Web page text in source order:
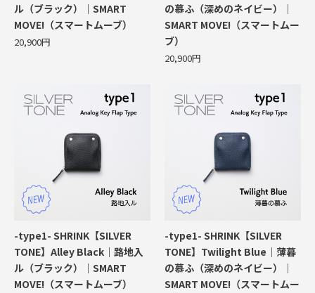
ル（ブラック）｜SMART
MOVE!（スマートムーブ）
20,900円
の慕ふ（深めのネイビー）｜
SMART MOVE!（スマートムー
ブ）
20,900円
-type1- SHRINK【SILVER
TONE】Alley Black｜路地入
ル（ブラック）｜SMART
MOVE!（スマートムーブ）
-type1- SHRINK【SILVER
TONE】Twilight Blue｜薄暮
の慕ふ（深めのネイビー）｜
SMART MOVE!（スマートムー